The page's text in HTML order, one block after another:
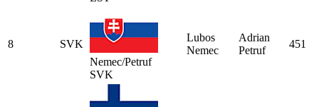
8
SVK
Nemec/Petruf
SVK
Lubos
Nemec
Adrian
Petruf
451